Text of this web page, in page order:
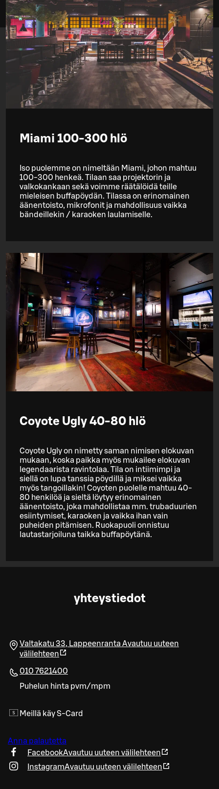
Miami 100-300 hlö
Iso puolemme on nimeltään Miami, johon mahtuu
100-300 henkeä. Tilaan saa projektorin ja
valkokankaan sekä voimme räätälöidä teille
mieleisen buffapöydän. Tilassa on erinomainen
äänentoisto, mikrofonit ja mahdollisuus vaikka
bändeillekin / karaoken laulamiselle.
Coyote Ugly 40-80 hlö
Coyote Ugly on nimetty saman nimisen elokuvan
mukaan, koska paikka myös mukailee elokuvan
legendaarista ravintolaa. Tila on intiimimpi ja
siellä on lupa tanssia pöydillä ja miksei vaikka
myös tangoillakin! Coyoten puolelle mahtuu 40-
80 henkilöä ja sieltä löytyy erinomainen
äänentoisto, joka mahdollistaa mm. trubaduurien
esiintymiset, karaoken ja vaikka ihan vain
puheiden pitämisen. Ruokapuoli onnistuu
lautastarjoiluna taikka buffapöytänä.
yhteystiedot
Valtakatu 33, Lappeenranta Avautuu uuteen
välilehteen
010 7621400
Puhelun hinta pvm/mpm
Meillä käy S-Card
Anna palautetta
FacebookAvautuu uuteen välilehteen
InstagramAvautuu uuteen välilehteen